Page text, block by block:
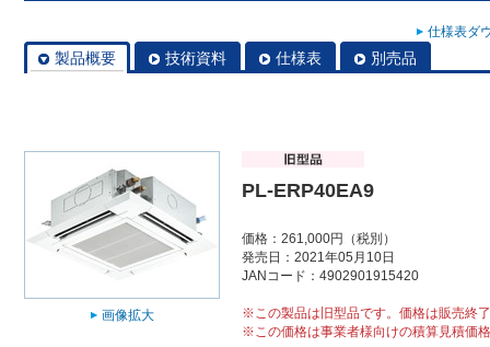
仕様表ダ
製品概要 技術資料 仕様表 別売品
画像拡大
PL-ERP40EA9
価格：261,000円（税別）
発売日：2021年05月10日
JANコード：4902901915420
※この製品は旧型品です。価格は販売終
※この価格は事業者様向けの積算見積価